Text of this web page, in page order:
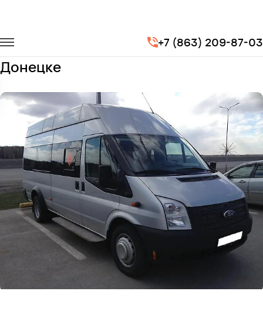
+7 (863) 209-87-03
Микроавтобусы Ford Transit
Заказать Ford Transit с водителем в
Донецке